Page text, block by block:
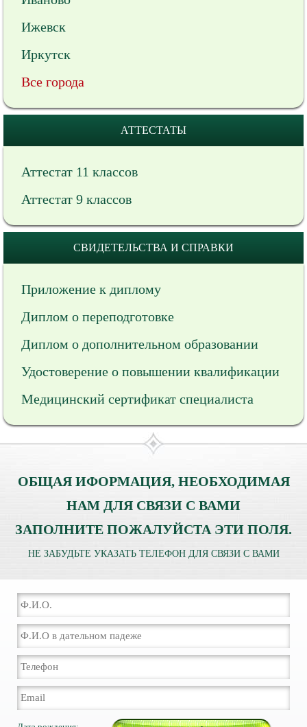
Ижевск
Иркутск
Все города
АТТЕСТАТЫ
Аттестат 11 классов
Аттестат 9 классов
СВИДЕТЕЛЬСТВА И СПРАВКИ
Приложение к диплому
Диплом о переподготовке
Диплом о дополнительном образовании
Удостоверение о повышении квалификации
Медицинский сертификат специалиста
ОБЩАЯ ИФОРМАЦИЯ, НЕОБХОДИМАЯ
НАМ ДЛЯ СВЯЗИ С ВАМИ
ЗАПОЛНИТЕ ПОЖАЛУЙСТА ЭТИ ПОЛЯ.
НЕ ЗАБУДЬТЕ УКАЗАТЬ ТЕЛЕФОН ДЛЯ СВЯЗИ С ВАМИ